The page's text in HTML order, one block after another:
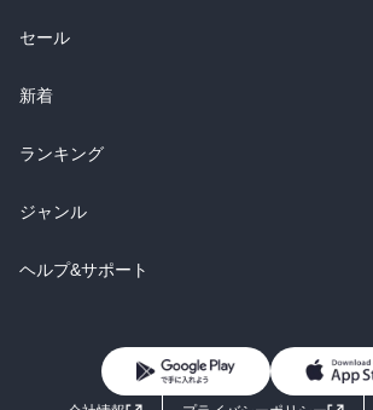
総合
ラノベ
雑誌・グラビア
BL・TL
セール
総合
ラノベ
雑誌・グラビア
BL・TL
新着
総合
ラノベ
雑誌・グラビア
ランキング
総合
ラノベ
ジャンル
コミック
ライトノベル 男子向けラ
ヘルプ&サポート
よくあるご質問
お問い合わ